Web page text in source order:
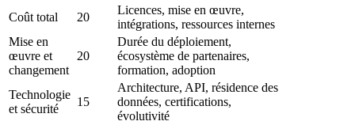
Coût total
20
Licences, mise en œuvre,
intégrations, ressources internes
Mise en
œuvre et
changement
20
Durée du déploiement,
écosystème de partenaires,
formation, adoption
Technologie
et sécurité
15
Architecture, API, résidence des
données, certifications,
évolutivité